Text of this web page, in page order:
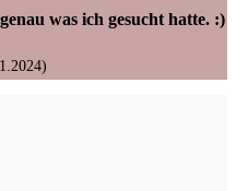
was ich gesucht hatte. :)